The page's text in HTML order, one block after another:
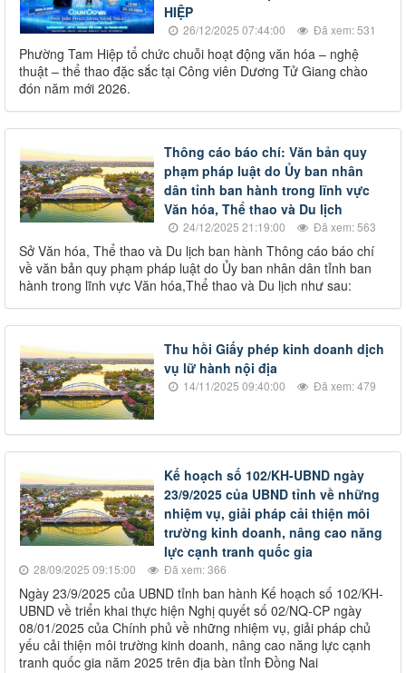
HIỆP
26/12/2025 07:44:00 Đã xem: 531
Phường Tam Hiệp tổ chức chuỗi hoạt động văn hóa – nghệ
thuật – thể thao đặc sắc tại Công viên Dương Tử Giang chào
đón năm mới 2026.
Thông cáo báo chí: Văn bản quy
phạm pháp luật do Ủy ban nhân
dân tỉnh ban hành trong lĩnh vực
Văn hóa, Thể thao và Du lịch
24/12/2025 21:19:00 Đã xem: 563
Sở Văn hóa, Thể thao và Du lịch ban hành Thông cáo báo chí
về văn bản quy phạm pháp luật do Ủy ban nhân dân tỉnh ban
hành trong lĩnh vực Văn hóa,Thể thao và Du lịch như sau:
Thu hồi Giấy phép kinh doanh dịch
vụ lữ hành nội địa
14/11/2025 09:40:00 Đã xem: 479
Kế hoạch số 102/KH-UBND ngày
23/9/2025 của UBND tỉnh về những
nhiệm vụ, giải pháp cải thiện môi
trường kinh doanh, nâng cao năng
lực cạnh tranh quốc gia
28/09/2025 09:15:00 Đã xem: 366
Ngày 23/9/2025 của UBND tỉnh ban hành Kế hoạch số 102/KH-
UBND về triển khai thực hiện Nghị quyết số 02/NQ-CP ngày
08/01/2025 của Chính phủ về những nhiệm vụ, giải pháp chủ
yếu cải thiện môi trường kinh doanh, nâng cao năng lực cạnh
tranh quốc gia năm 2025 trên địa bàn tỉnh Đồng Nai